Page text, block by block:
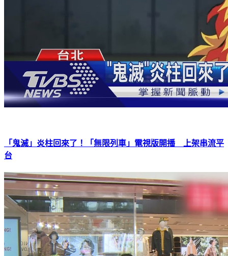
「鬼滅」炎柱回來了！「無限列車」電視版開播 上架串流平
台